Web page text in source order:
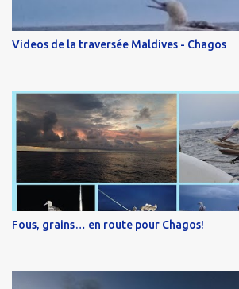
Videos de la traversée Maldives - Chagos
Fous, grains… en route pour Chagos!